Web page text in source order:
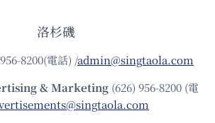
洛杉磯
8200(電話) /admin@singtaola.com
& Marketing (626) 956-8200 (電